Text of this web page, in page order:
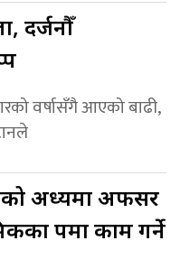
दर्जनौँ
वर्षासँगै आएको बाढी,
अध्यक्षमा अफसर
पक्षमा काम गर्ने